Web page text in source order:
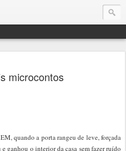
microcontos
quando a porta rangeu de leve, forçada
ganhou o interior da casa sem fazer ruído